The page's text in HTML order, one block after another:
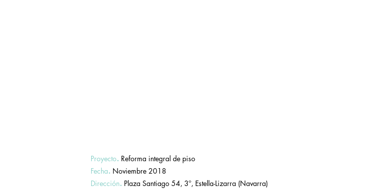
Proyecto. Reforma integral de piso
Fecha. Noviembre 2018
Dirección. Plaza Santiago 54, 3º, Estella-Lizarra (Navarra)